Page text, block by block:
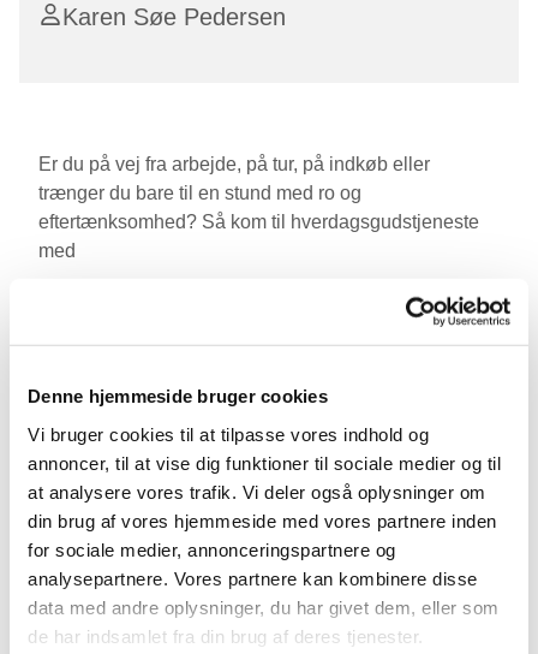
Denne hjemmeside bruger cookies
Vi bruger cookies til at tilpasse vores indhold og
annoncer, til at vise dig funktioner til sociale medier og til
at analysere vores trafik. Vi deler også oplysninger om
din brug af vores hjemmeside med vores partnere inden
for sociale medier, annonceringspartnere og
analysepartnere. Vores partnere kan kombinere disse
data med andre oplysninger, du har givet dem, eller som
de har indsamlet fra din brug af deres tjenester.
Karen Søe Pedersen
Er du på vej fra arbejde, på tur, på indkøb eller
trænger du bare til en stund med ro og
eftertænksomhed? Så kom til hverdagsgudstjeneste
med
• En refleksion ved Karen Søe Pedersen
• Fadervor og velsignelse
Hverdagsgudstjenesterne begynder kl. 17. Fra kl.
16.30 i våbenhuset serveres en kop kaffe/te og en
bolle for dem, der har tid og lyst.